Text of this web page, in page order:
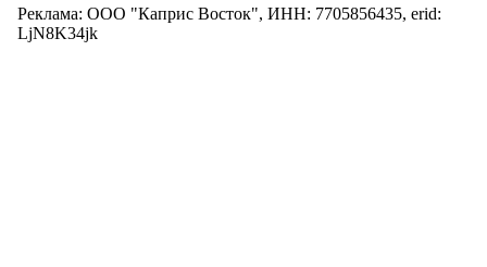
Реклама: ООО "Каприс Восток", ИНН: 7705856435, erid:
LjN8K34jk